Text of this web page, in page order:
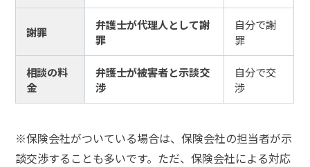
士
用
ア
謝罪
弁護士が代理人として謝
罪
自分で謝
罪
相談の料
金
弁護士が被害者と示談交
渉
自分で交
渉
※保険会社がついている場合は、保険会社の担当者が示
談交渉することも多いです。ただ、保険会社による対応